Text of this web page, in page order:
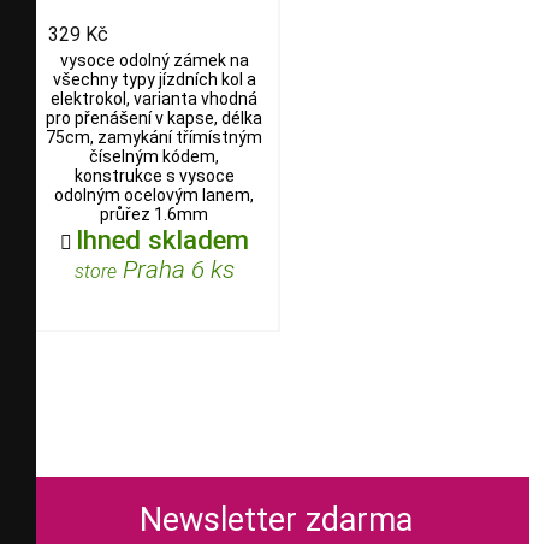
329 Kč
vysoce odolný zámek na
všechny typy jízdních kol a
elektrokol, varianta vhodná
pro přenášení v kapse, délka
75cm, zamykání třímístným
číselným kódem,
konstrukce s vysoce
odolným ocelovým lanem,
průřez 1.6mm
 Ihned skladem
storePraha 6 ks
Newsletter zdarma